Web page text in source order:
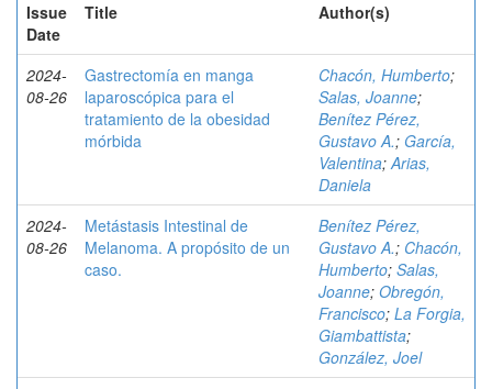
Issue
Date
Title Author(s)
2024-
08-26
Gastrectomía en manga
laparoscópica para el
tratamiento de la obesidad
mórbida
Chacón, Humberto;
Salas, Joanne;
Benítez Pérez,
Gustavo A.; García,
Valentina;Arias,
Daniela
2024-
08-26
Metástasis Intestinal de
Melanoma. A propósito de un
caso.
Benítez Pérez,
Gustavo A.; Chacón,
Humberto; Salas,
Joanne; Obregón,
Francisco; La Forgia,
Giambattista;
González, Joel